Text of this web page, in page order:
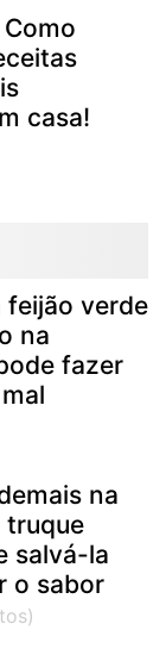
casa!
feijão verde
na
fazer
na
truque
salvá-la
o sabor